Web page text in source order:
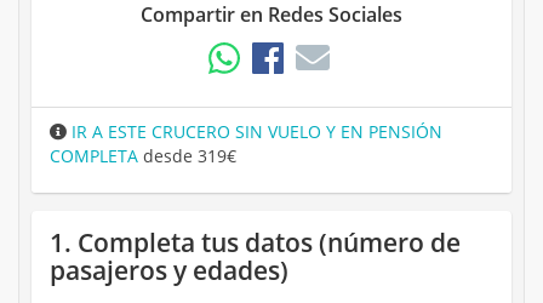
Compartir en Redes Sociales
IR A ESTE CRUCERO SIN VUELO Y EN PENSIÓN
COMPLETA desde 319€
1. Completa tus datos (número de
pasajeros y edades)